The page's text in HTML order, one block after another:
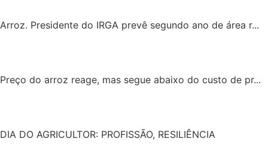
Arroz. Presidente do IRGA prevê segundo ano de área r...
Preço do arroz reage, mas segue abaixo do custo de pr...
DIA DO AGRICULTOR: PROFISSÃO, RESILIÊNCIA